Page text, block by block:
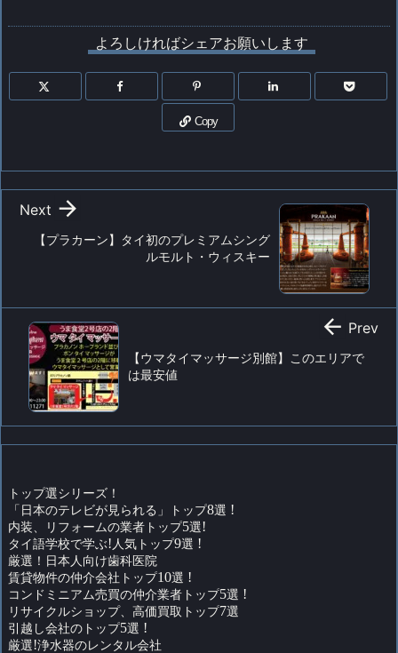
よろしければシェアお願いします
Copy
【プラカーン】タイ初のプレミアムシング
ルモルト・ウィスキー

Next
【ウマタイマッサージ別館】このエリアで
は最安値
 Prev
トップ選シリーズ！
「日本のテレビが見られる」トップ8選 !
内装、リフォームの業者トップ5選!
タイ語学校で学ぶ! 人気トップ9選 !
厳選！日本人向け歯科医院
賃貸物件の仲介会社トップ10選 !
コンドミニアム売買の仲介業者トップ5選 !
リサイクルショップ、高価買取トップ7選
引越し会社のトップ5選 !
厳選!浄水器のレンタル会社